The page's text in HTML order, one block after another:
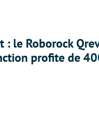
le Roborock
profite de